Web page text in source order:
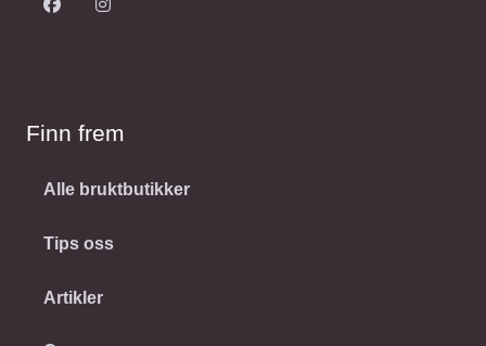
Finn frem
Alle bruktbutikker
Tips oss
Artikler